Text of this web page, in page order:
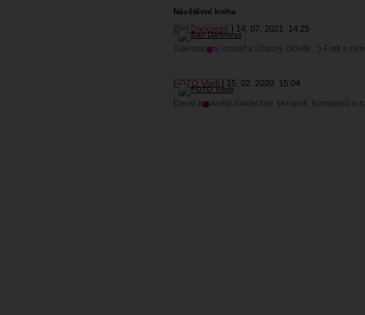
Návštěvní kniha
Bari Darkness 14. 07. 2021 14:25
Talentovaný model a úžasný člověk. :) Fotit s
FOTO Vladi 15. 02. 2020 15:04
David je skvělý model bez skrupulí, komplexů a